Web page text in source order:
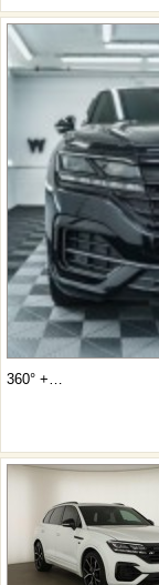
360° +…